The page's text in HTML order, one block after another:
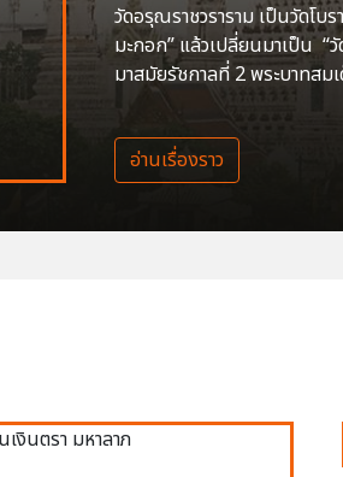
วัดอรุณราชวราราม เป็นวัดโบ
มะกอก” แล้วเปลี่ยนมาเป็น “
มาสมัยรัชกาลที่ 2 พระบาทสม
อ่านเรื่องราว